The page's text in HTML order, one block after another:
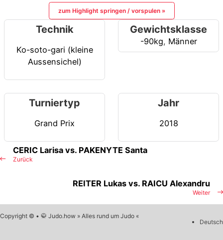
zum Highlight springen / vorspulen »
Technik
Ko-soto-gari (kleine
Aussensichel)
Gewichtsklasse
-90kg, Männer
Turniertyp
Grand Prix
Jahr
2018
Zurück
CERIC Larisa vs. PAKENYTE Santa
Weiter
REITER Lukas vs. RAICU Alexandru
Copyright © • 🥋 Judo.how » Alles rund um Judo «
Deutsch